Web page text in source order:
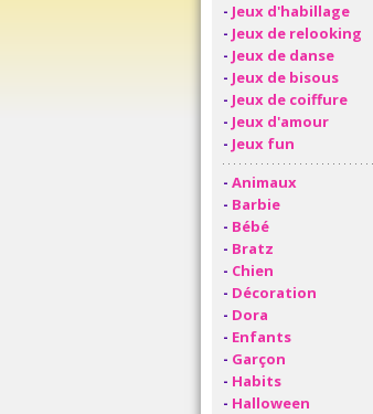
- Jeux d'habillage
- Jeux de relooking
- Jeux de danse
- Jeux de bisous
- Jeux de coiffure
- Jeux d'amour
- Jeux fun
- Animaux
- Barbie
- Bébé
- Bratz
- Chien
- Décoration
- Dora
- Enfants
- Garçon
- Habits
- Halloween